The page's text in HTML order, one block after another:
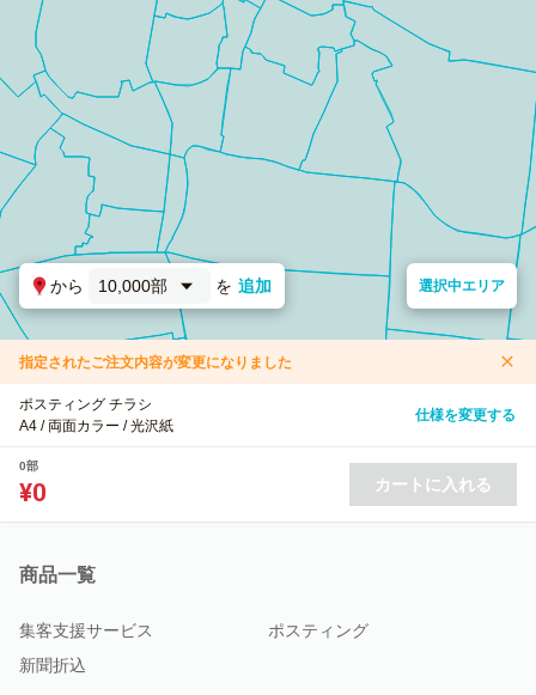
から 10,000部 を 追加 選択中エリア
指定されたご注文内容が変更になりました
ポスティング チラシ
A4 / 両面カラー / 光沢紙
仕様を変更する
0部
¥0 カートに入れる
商品一覧
集客支援サービス
ポスティング
新聞折込